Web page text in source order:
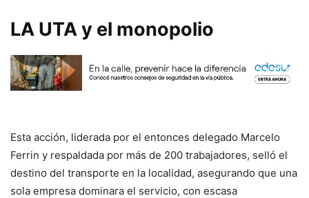
LA UTA y el monopolio
Esta acción, liderada por el entonces delegado Marcelo
Ferrin y respaldada por más de 200 trabajadores, selló el
destino del transporte en la localidad, asegurando que una
sola empresa dominara el servicio, con escasa